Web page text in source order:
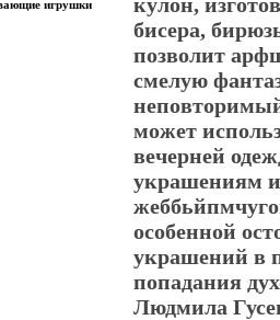
игрушки
бисера,
позволит
смелую
может
вечерней
украшениям
особенной
украшений в
попадания
Людмила